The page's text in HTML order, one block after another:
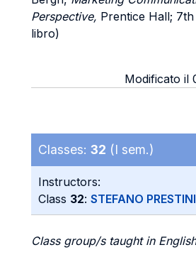
Perspective, Prentice Hall;
libro)
Modificato il
Classes: 32 (I sem.)
Instructors:
Class 32: STEFANO PRESTINI
Class group/s taught in English